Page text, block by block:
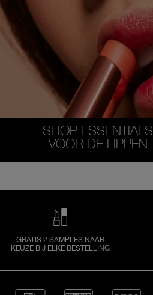
SHOP ESSENTIALS
VOOR DE LIPPEN
GRATIS 2 SAMPLES NAAR
KEUZE BIJ ELKE BESTELLING